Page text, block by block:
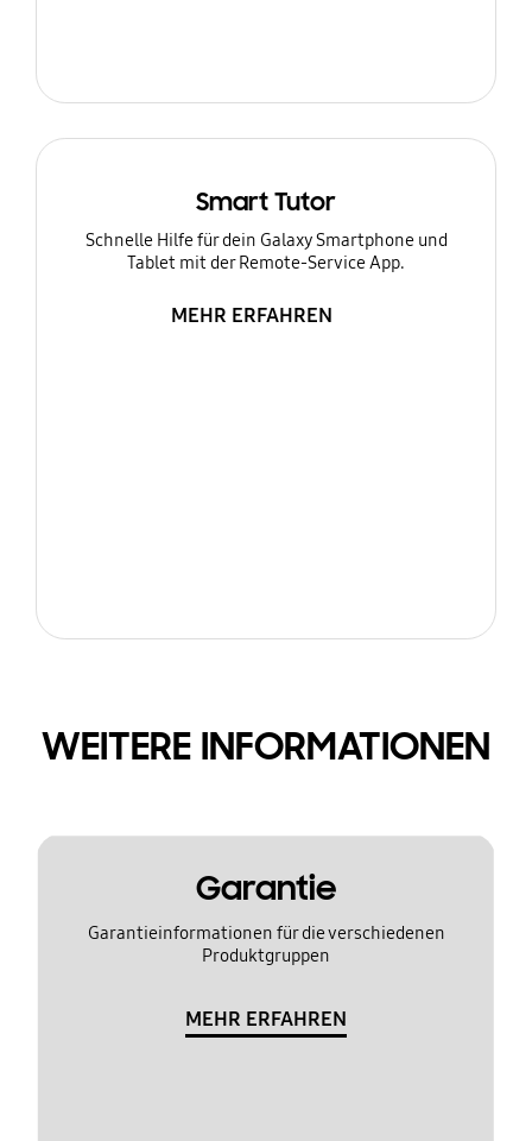
Smart Tutor
Schnelle Hilfe für dein Galaxy Smartphone und
Tablet mit der Remote-Service App.
MEHR ERFAHREN
WEITERE INFORMATIONEN
Garantie
Garantieinformationen für die verschiedenen
Produktgruppen
MEHR ERFAHREN